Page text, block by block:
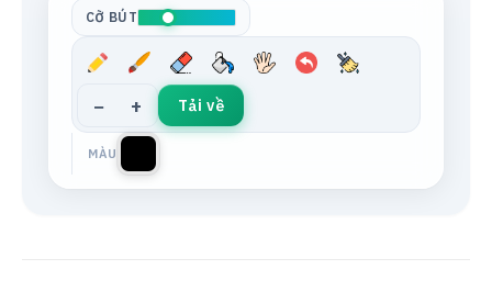
CỠ BÚT
− + Tải về
MÀU